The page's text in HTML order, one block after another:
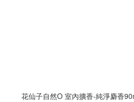
花仙子自然O 室內擴香-純淨麝香90ml